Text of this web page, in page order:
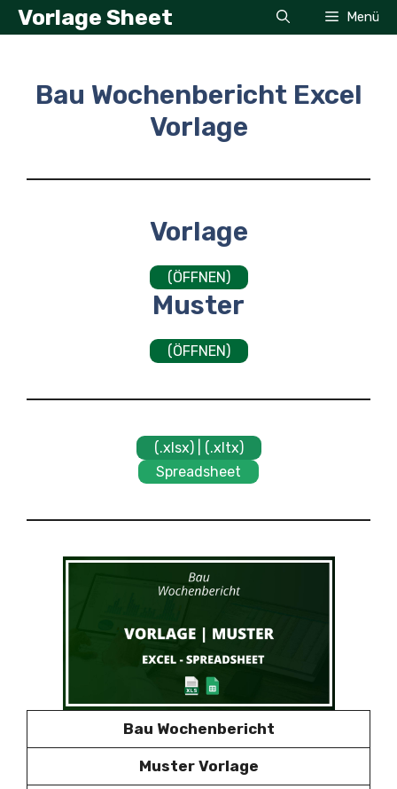
Zum
Inhalt
Vorlage Sheet Menü
Bau Wochenbericht Excel
Vorlage
Vorlage
(ÖFFNEN)
Muster
(ÖFFNEN)
(.xlsx) | (.xltx)
Spreadsheet
Bau Wochenbericht
Muster Vorlage